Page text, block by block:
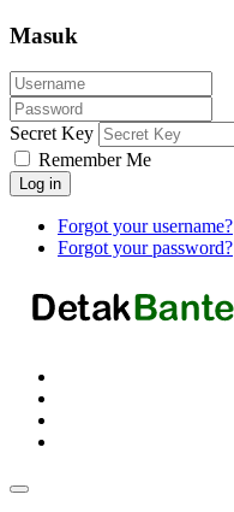
Masuk
Secret Key
Remember Me
Log in
Forgot your username?
Forgot your password?